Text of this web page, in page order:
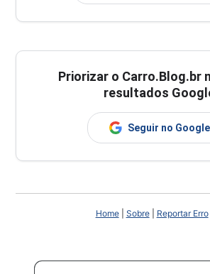
Priorizar o Carro.Blog.br
resultados
Seguir no Google
Home| Sobre| Reportar Erro|